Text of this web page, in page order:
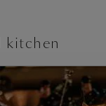
kitchen